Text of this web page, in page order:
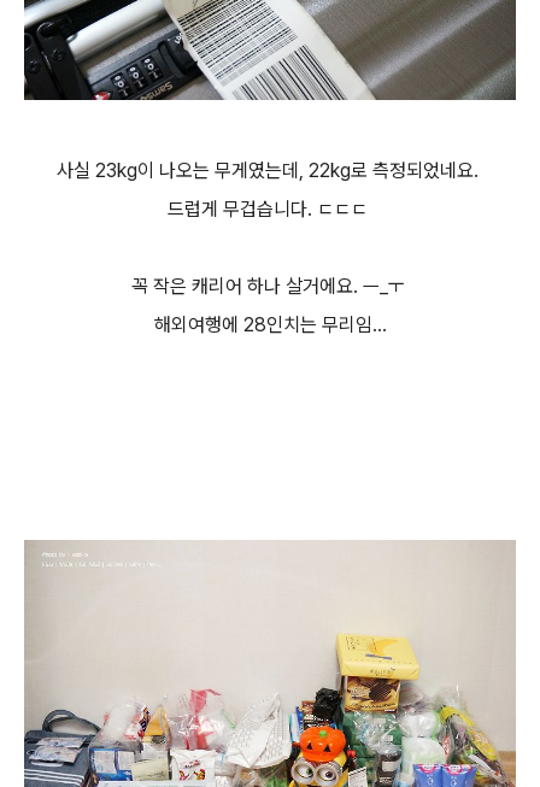
사실 23kg이 나오는 무게였는데, 22kg로 측정되었네요.
드럽게 무겁습니다. ㄷㄷㄷ
꼭 작은 캐리어 하나 살거에요. ㅡ_ㅜ
해외여행에 28인치는 무리임...